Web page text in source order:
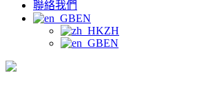
聯絡我們
EN
ZH
EN